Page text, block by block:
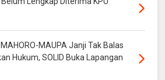
MAUPA Janji Tak Balas
Hukum, SOLID Buka Lapangan